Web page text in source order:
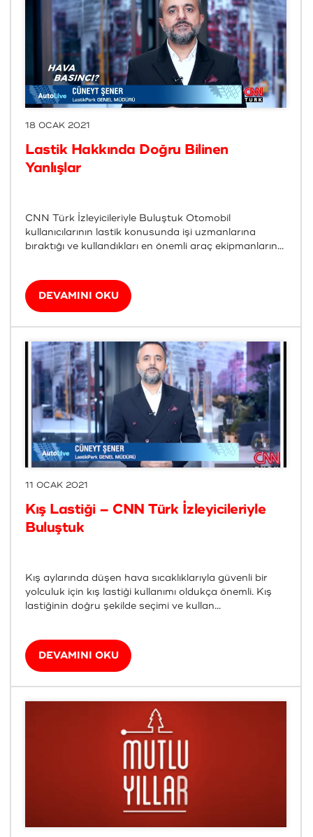
18 OCAK 2021
Lastik Hakkında Doğru Bilinen
Yanlışlar
CNN Türk İzleyicileriyle Buluştuk Otomobil
kullanıcılarının lastik konusunda işi uzmanlarına
bıraktığı ve kullandıkları en önemli araç ekipmanların...
DEVAMINI OKU
11 OCAK 2021
Kış Lastiği – CNN Türk İzleyicileriyle
Buluştuk
Kış aylarında düşen hava sıcaklıklarıyla güvenli bir
yolculuk için kış lastiği kullanımı oldukça önemli. Kış
lastiğinin doğru şekilde seçimi ve kullan...
DEVAMINI OKU